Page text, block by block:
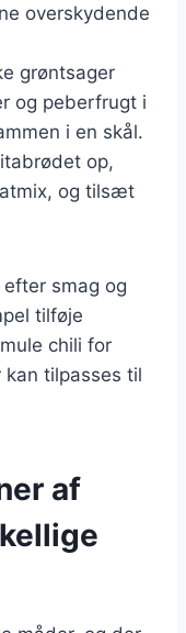
overskydende
grøntsager
og peberfrugt i
i en skål.
op,
og tilsæt
smag og
tilføje
chili for
tilpasses til
af